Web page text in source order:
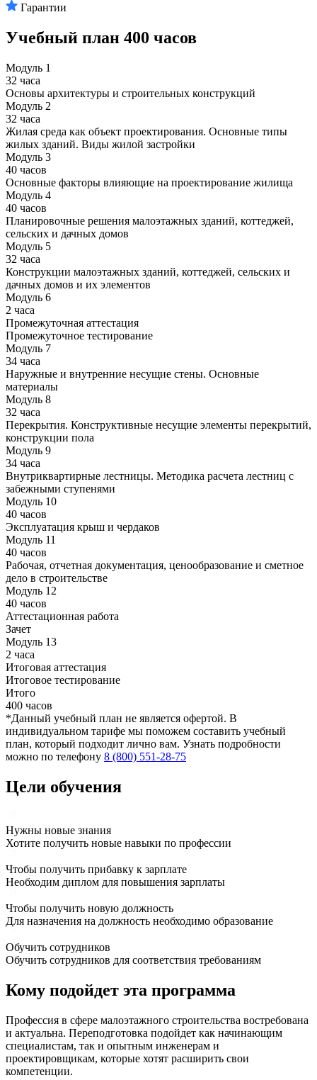
Гарантии
Учебный план 400 часов
Модуль 1
32 часа
Основы архитектуры и строительных конструкций
Модуль 2
32 часа
Жилая среда как объект проектирования. Основные типы
жилых зданий. Виды жилой застройки
Модуль 3
40 часов
Основные факторы влияющие на проектирование жилища
Модуль 4
40 часов
Планировочные решения малоэтажных зданий, коттеджей,
сельских и дачных домов
Модуль 5
32 часа
Конструкции малоэтажных зданий, коттеджей, сельских и
дачных домов и их элементов
Модуль 6
2 часа
Промежуточная аттестация
Промежуточное тестирование
Модуль 7
34 часа
Наружные и внутренние несущие стены. Основные
материалы
Модуль 8
32 часа
Перекрытия. Конструктивные несущие элементы перекрытий,
конструкции пола
Модуль 9
34 часа
Внутриквартирные лестницы. Методика расчета лестниц с
забежными ступенями
Модуль 10
40 часов
Эксплуатация крыш и чердаков
Модуль 11
40 часов
Рабочая, отчетная документация, ценообразование и сметное
дело в строительстве
Модуль 12
40 часов
Аттестационная работа
Зачет
Модуль 13
2 часа
Итоговая аттестация
Итоговое тестирование
Итого
400 часов
*Данный учебный план не является офертой. В
индивидуальном тарифе мы поможем составить учебный
план, который подходит лично вам. Узнать подробности
можно по телефону 8 (800) 551-28-75
Цели обучения
Нужны новые знания
Хотите получить новые навыки по профессии
Чтобы получить прибавку к зарплате
Необходим диплом для повышения зарплаты
Чтобы получить новую должность
Для назначения на должность необходимо образование
Обучить сотрудников
Обучить сотрудников для соответствия требованиям
Кому подойдет эта программа
Профессия в сфере малоэтажного строительства востребована
и актуальна. Переподготовка подойдет как начинающим
специалистам, так и опытным инженерам и
проектировщикам, которые хотят расширить свои
компетенции.